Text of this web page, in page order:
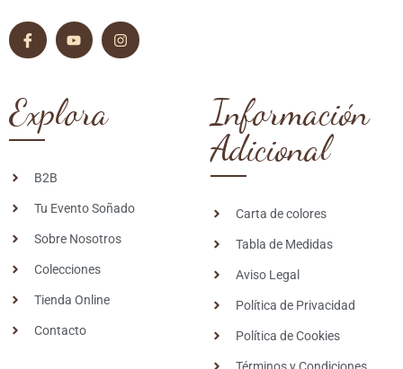
Explora
B2B
Tu Evento Soñado
Sobre Nosotros
Colecciones
Tienda Online
Contacto
Información
Adicional
Carta de colores
Tabla de Medidas
Aviso Legal
Política de Privacidad
Política de Cookies